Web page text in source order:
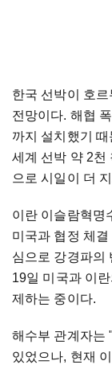
한국 선박이 호
전망이다. 해협
까지 설치했기
세계 선박 약 2천
으로 시일이 더
이란 이슬람혁명
미국과 협정 체
심으로 강경파의
19일 미국과 이
제하는 중이다.
해수부 관계자는
있었으나, 현재